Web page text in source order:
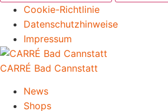
Cookie-Richtlinie
Datenschutzhinweise
Impressum
CARRÉ Bad Cannstatt
News
Shops